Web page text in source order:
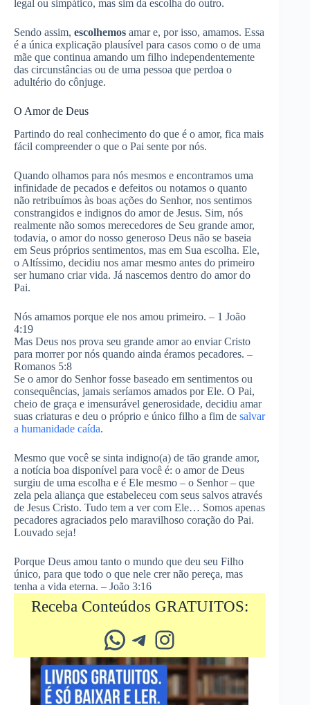
legal ou simpático, mas sim da escolha do outro.
Sendo assim, escolhemos amar e, por isso, amamos. Essa
é a única explicação plausível para casos como o de uma
mãe que continua amando um filho independentemente
das circunstâncias ou de uma pessoa que perdoa o
adultério do cônjuge.
O Amor de Deus
Partindo do real conhecimento do que é o amor, fica mais
fácil compreender o que o Pai sente por nós.
Quando olhamos para nós mesmos e encontramos uma
infinidade de pecados e defeitos ou notamos o quanto
não retribuímos às boas ações do Senhor, nos sentimos
constrangidos e indignos do amor de Jesus. Sim, nós
realmente não somos merecedores de Seu grande amor,
todavia, o amor do nosso generoso Deus não se baseia
em Seus próprios sentimentos, mas em Sua escolha. Ele,
o Altíssimo, decidiu nos amar mesmo antes do primeiro
ser humano criar vida. Já nascemos dentro do amor do
Pai.
Nós amamos porque ele nos amou primeiro. – 1 João
4:19
Mas Deus nos prova seu grande amor ao enviar Cristo
para morrer por nós quando ainda éramos pecadores. –
Romanos 5:8
Se o amor do Senhor fosse baseado em sentimentos ou
consequências, jamais seríamos amados por Ele. O Pai,
cheio de graça e imensurável generosidade, decidiu amar
suas criaturas e deu o próprio e único filho a fim de salvar
a humanidade caída.
Mesmo que você se sinta indigno(a) de tão grande amor,
a notícia boa disponível para você é: o amor de Deus
surgiu de uma escolha e é Ele mesmo – o Senhor – que
zela pela aliança que estabeleceu com seus salvos através
de Jesus Cristo. Tudo tem a ver com Ele… Somos apenas
pecadores agraciados pelo maravilhoso coração do Pai.
Louvado seja!
Porque Deus amou tanto o mundo que deu seu Filho
único, para que todo o que nele crer não pereça, mas
tenha a vida eterna. – João 3:16
Receba Conteúdos GRATUITOS:
Whatsapp Telegram Instagram